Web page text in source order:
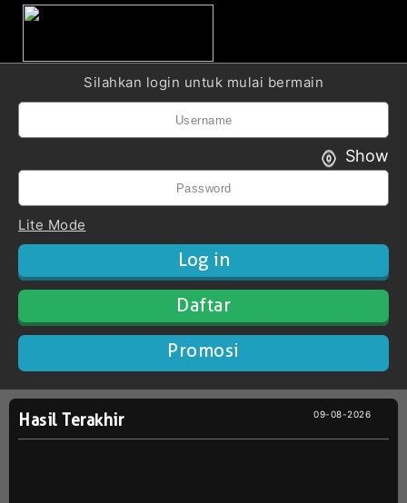
Silahkan login untuk mulai bermain
Show
Lite Mode
Daftar
Promosi
Hasil Terakhir 09-08-2026